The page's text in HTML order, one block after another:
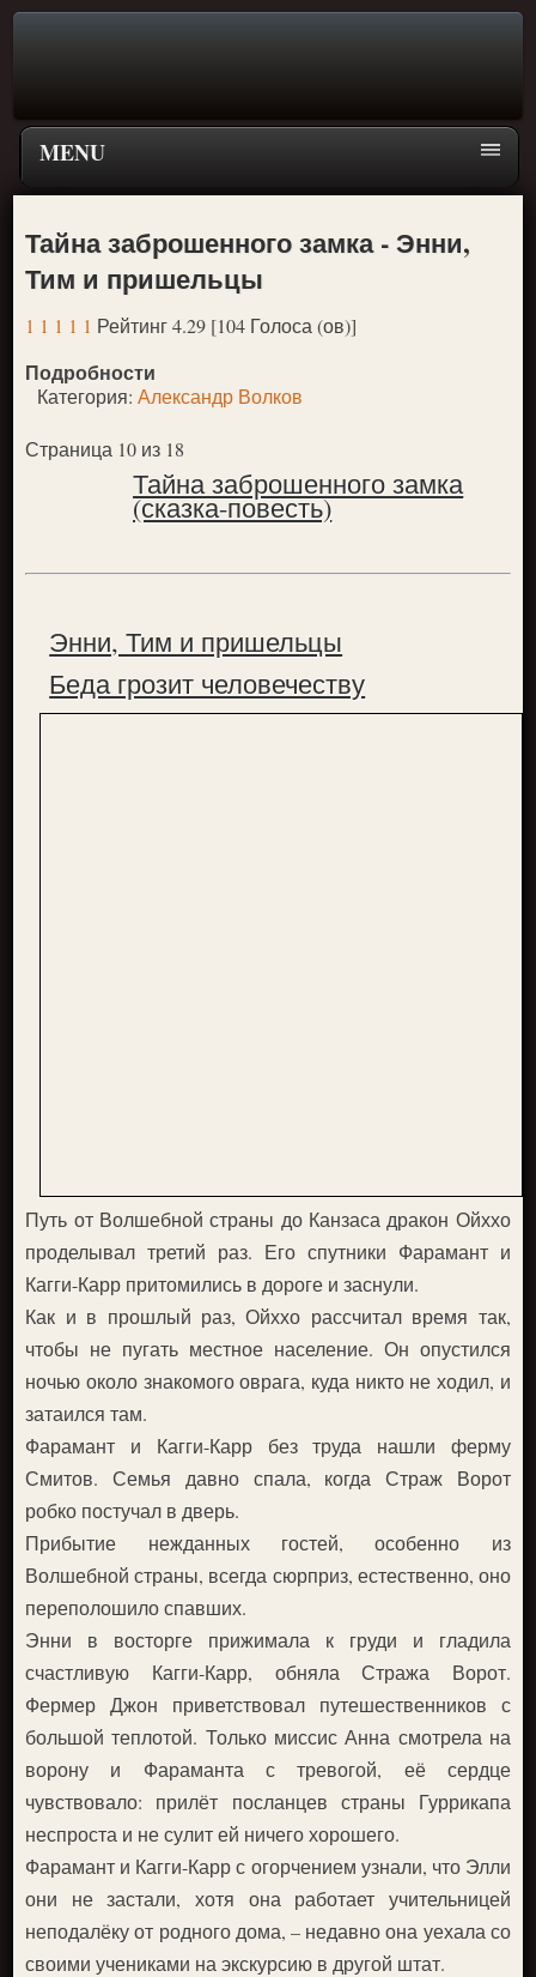
MENU
Главная страница
Поиск
ПЕРЕЙТИ К ГЛАВНОМУ МЕНЮ СКАЗОК
Новое
Популярное
Тайна заброшенного замка - Энни,
Тим и пришельцы
1 1 1 1 1 Рейтинг 4.29 [104 Голоса (ов)]
Подробности
Категория:Александр Волков
Страница 10 из 18
Тайна заброшенного замка
(сказка-повесть)
Энни, Тим и пришельцы
Беда грозит человечеству
Путь от Волшебной страны до Канзаса дракон Ойххо
проделывал третий раз. Его спутники Фарамант и
Кагги-Карр притомились в дороге и заснули.
Как и в прошлый раз, Ойххо рассчитал время так,
чтобы не пугать местное население. Он опустился
ночью около знакомого оврага, куда никто не ходил, и
затаился там.
Фарамант и Кагги-Карр без труда нашли ферму
Смитов. Семья давно спала, когда Страж Ворот
робко постучал в дверь.
Прибытие нежданных гостей, особенно из
Волшебной страны, всегда сюрприз, естественно, оно
переполошило спавших.
Энни в восторге прижимала к груди и гладила
счастливую Кагги-Карр, обняла Стража Ворот.
Фермер Джон приветствовал путешественников с
большой теплотой. Только миссис Анна смотрела на
ворону и Фараманта с тревогой, её сердце
чувствовало: прилёт посланцев страны Гуррикапа
неспроста и не сулит ей ничего хорошего.
Фарамант и Кагги-Карр с огорчением узнали, что Элли
они не застали, хотя она работает учительницей
неподалёку от родного дома, – недавно она уехала со
своими учениками на экскурсию в другой штат.